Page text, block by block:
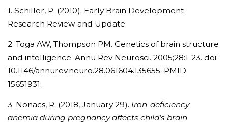
1. Schiller, P. (2010). Early Brain Development
Research Review and Update.
2. Toga AW, Thompson PM. Genetics of brain structure
and intelligence. Annu Rev Neurosci. 2005;28:1-23. doi:
10.1146/annurev.neuro.28.061604.135655. PMID:
15651931.
3. Nonacs, R. (2018, January 29). Iron-deficiency
anemia during pregnancy affects child’s brain